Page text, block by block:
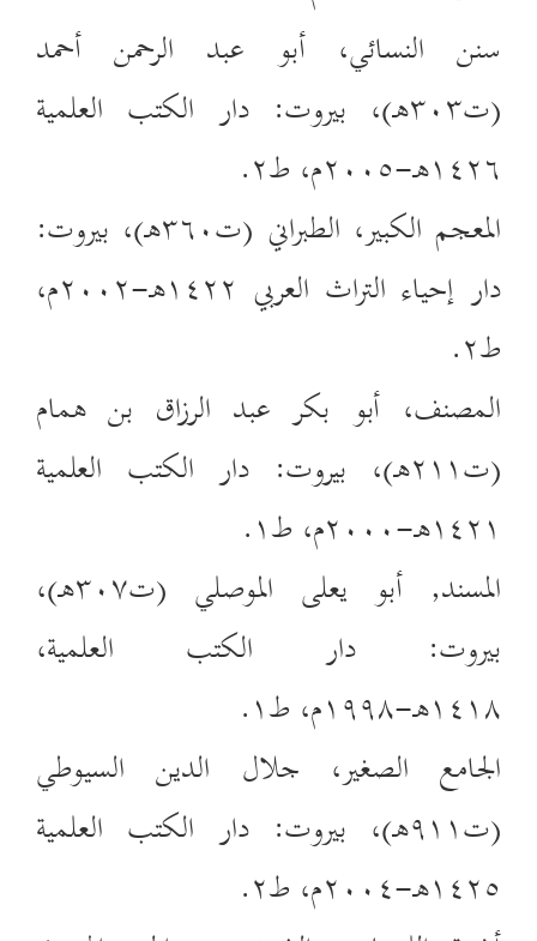
سنن النسائي، أبو عبد الرحمن أحمد
(ت٣٠٣هـ)، بيروت: دار الكتب العلمية
١٤٢٦هـ-٢٠٠٥م، ط٢.
المعجم الكبير، الطبراني (ت٣٦٠هـ)، بيروت:
دار إحياء التراث العربي ١٤٢٢هـ-٢٠٠٢م،
ط٢.
المصنف، أبو بكر عبد الرزاق بن همام
(ت٢١١هـ)، بيروت: دار الكتب العلمية
١٤٢١هـ-٢٠٠٠م، ط١.
المسند, أبو يعلى الموصلي (ت٣٠٧هـ)،
بيروت: دار الكتب العلمية،
١٤١٨هـ-١٩٩٨م، ط١.
الجامع الصغير، جلال الدين السيوطي
(ت٩١١هـ)، بيروت: دار الكتب العلمية
١٤٢٥هـ-٢٠٠٤م، ط٢.